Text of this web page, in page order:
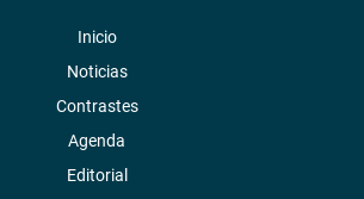
Inicio
Noticias
Contrastes
Agenda
Editorial